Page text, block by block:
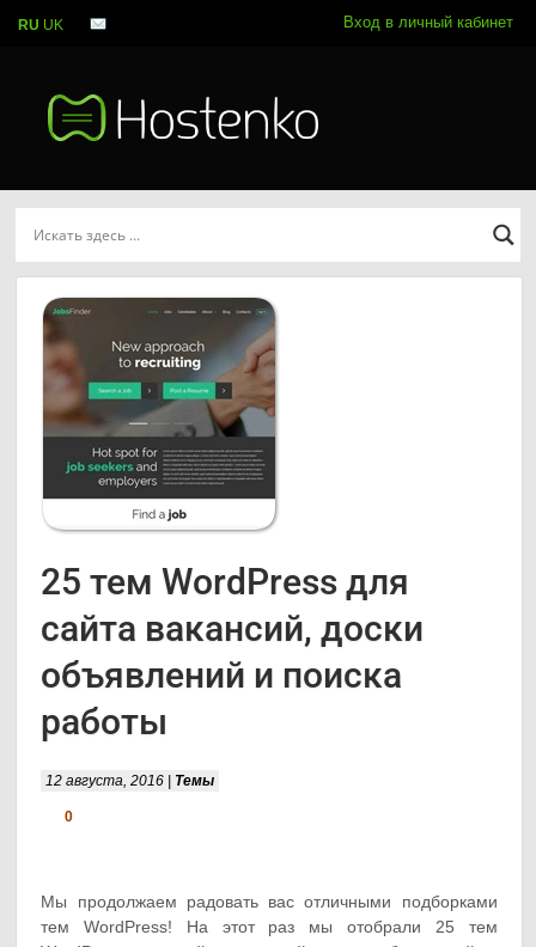
Вход в личный кабинет
25 тем WordPress для
сайта вакансий, доски
объявлений и поиска
работы
12 августа, 2016 | Темы
0
Мы продолжаем радовать вас отличными подборками
тем WordPress! На этот раз мы отобрали 25 тем
RU UK